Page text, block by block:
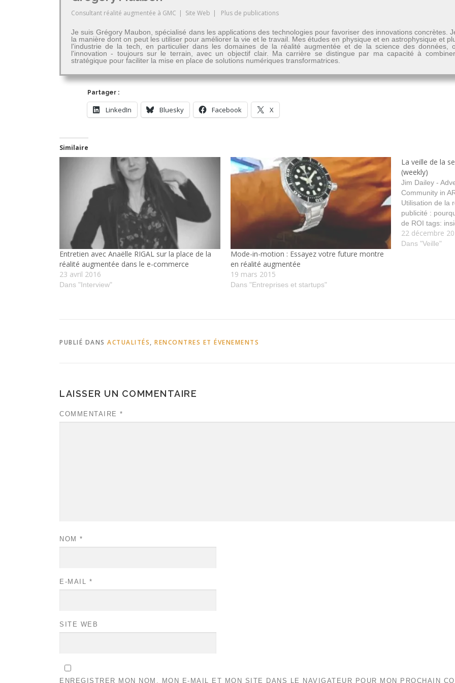
Consultant réalité augmentée à GMC | Site Web | Plus de publications
Je suis Grégory Maubon, spécialisé dans les applications des technologies pour favoriser des innovations concrètes.
la manière dont on peut les utiliser pour améliorer la vie et le travail. Mes études en physique et en astrophysique et
l'industrie de la tech, en particulier dans les domaines de la réalité augmentée et de la science des données,
l'innovation - toujours sur le terrain, avec un objectif clair. Ma carrière se distingue par ma capacité à
stratégique pour faciliter la mise en place de solutions numériques transformatrices.
Partager :
LinkedIn Bluesky Facebook X
Similaire
Entretien avec Anaëlle RIGAL sur la place de la
réalité augmentée dans le e-commerce
23 avril 2016
Dans "Interview"
Mode-in-motion : Essayez votre future montre
en réalité augmentée
19 mars 2015
Dans "Entreprises et startups"
La veille de la
(weekly)
Jim Dailey -
Community in
Utilisation de la
publicité :
de ROI tags:
consommateur
Laternser -
22 décembre
Dans "Veille"
PUBLIÉ DANS ACTUALITÉS, RENCONTRES ET ÉVENEMENTS
LAISSER UN COMMENTAIRE
COMMENTAIRE *
NOM *
E-MAIL *
SITE WEB
ENREGISTRER MON NOM, MON E-MAIL ET MON SITE DANS LE NAVIGATEUR POUR MON PROCHAIN